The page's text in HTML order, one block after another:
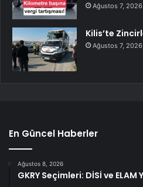
Ağustos 7, 2026
Kilis’te
Ağustos 7, 2026
En Güncel Haberler
Ağustos 8, 2026
GKRY Seçimleri: DİSİ ve ELAM